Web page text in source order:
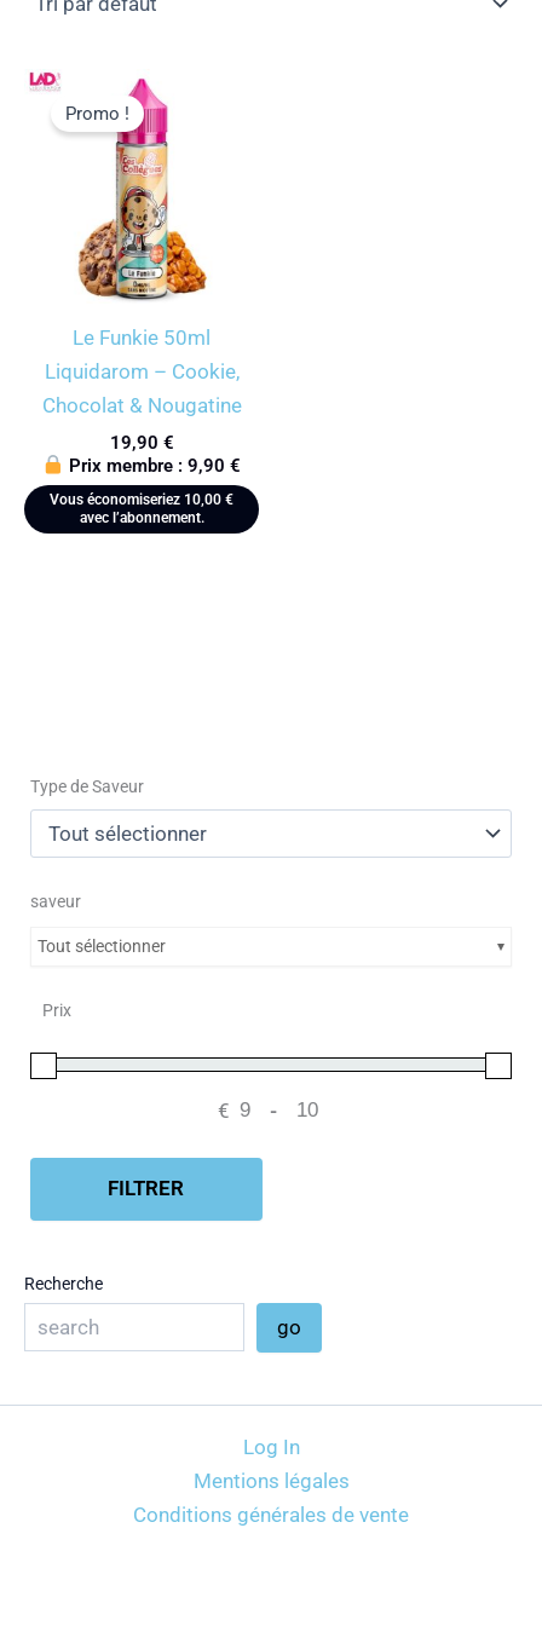
Type de Saveur
saveur
Tout sélectionner
Prix
€ Minimum Price
-Maximum Price
FILTRER
Recherche
go
Promo !
Le Funkie 50ml
Liquidarom – Cookie,
Chocolat & Nougatine
19,90 €
Prix membre : 9,90 €
Vous économiseriez 10,00 €
avec l’abonnement.
Log In
Mentions légales
Conditions générales de vente